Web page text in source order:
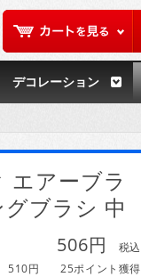
デコレーション
エアーブラ
ブラシ 中
506円
税込
510円
25ポイント獲得